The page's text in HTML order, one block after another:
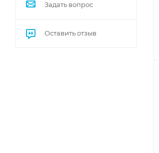
Задать вопрос
Оставить отзыв